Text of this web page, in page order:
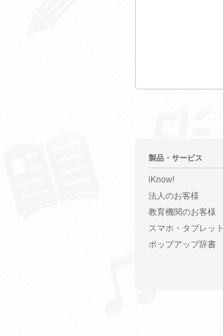
製品・サービス
iKnow!
法人のお客様
教育機関のお客様
スマホ・タブレット
ポップアップ辞書